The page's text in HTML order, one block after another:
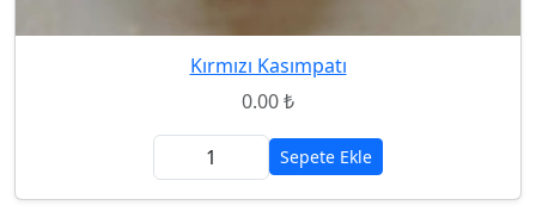
Kırmızı Kasımpatı
0.00 ₺
Sepete Ekle